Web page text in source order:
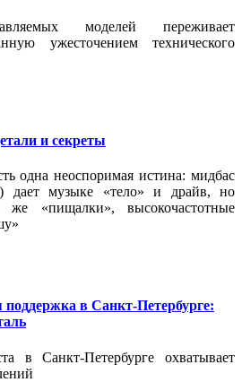
моделей переживает
ужесточением технического
и секреты
одна неоспоримая истина: мидбас
дает музыке «тело» и драйв, но
«пищалки», высокочастотные
в Санкт-Петербурге:
в Санкт-Петербурге охватывает